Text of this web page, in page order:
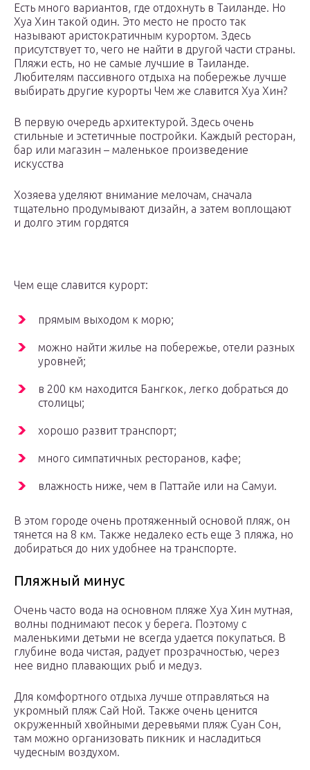
Есть много вариантов, где отдохнуть в Таиланде. Но
Хуа Хин такой один. Это место не просто так
называют аристократичным курортом. Здесь
присутствует то, чего не найти в другой части страны.
Пляжи есть, но не самые лучшие в Таиланде.
Любителям пассивного отдыха на побережье лучше
выбирать другие курорты Чем же славится Хуа Хин?
В первую очередь архитектурой. Здесь очень
стильные и эстетичные постройки. Каждый ресторан,
бар или магазин – маленькое произведение
искусства
Хозяева уделяют внимание мелочам, сначала
тщательно продумывают дизайн, а затем воплощают
и долго этим гордятся
Чем еще славится курорт:
прямым выходом к морю;
можно найти жилье на побережье, отели разных
уровней;
в 200 км находится Бангкок, легко добраться до
столицы;
хорошо развит транспорт;
много симпатичных ресторанов, кафе;
влажность ниже, чем в Паттайе или на Самуи.
В этом городе очень протяженный основой пляж, он
тянется на 8 км. Также недалеко есть еще 3 пляжа, но
добираться до них удобнее на транспорте.
Пляжный минус
Очень часто вода на основном пляже Хуа Хин мутная,
волны поднимают песок у берега. Поэтому с
маленькими детьми не всегда удается покупаться. В
глубине вода чистая, радует прозрачностью, через
нее видно плавающих рыб и медуз.
Для комфортного отдыха лучше отправляться на
укромный пляж Сай Ной. Также очень ценится
окруженный хвойными деревьями пляж Суан Сон,
там можно организовать пикник и насладиться
чудесным воздухом.